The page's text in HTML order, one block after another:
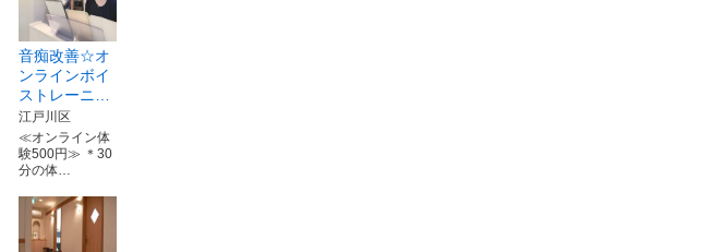
音痴改善☆オ
ンラインボイ
ストレーニ…
江戸川区
≪オンライン体
験500円≫ ＊30
分の体…